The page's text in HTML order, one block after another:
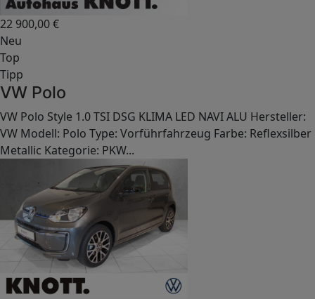
22 900,00€
Neu
Top
Tipp
VW Polo
VW Polo Style 1.0 TSI DSG KLIMA LED NAVI ALU Hersteller:
VW Modell: Polo Type: Vorführfahrzeug Farbe: Reflexsilber
Metallic Kategorie: PKW...